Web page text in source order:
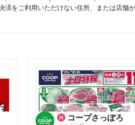
済をご利用いただけない住所、または店舗
コープさっぽろ